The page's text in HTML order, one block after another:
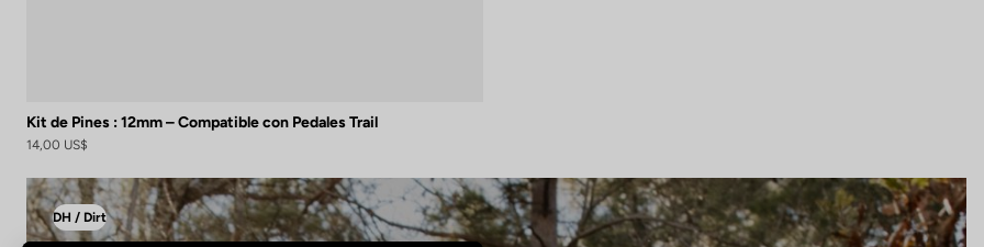
Kit de Pines : 12mm – Compatible con Pedales Trail
14,00 US$
DH / Dirt